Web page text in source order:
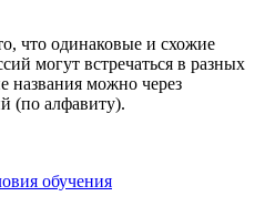
что одинаковые и схожие
могут встречаться в разных
можно через
(по алфавиту).
обучения